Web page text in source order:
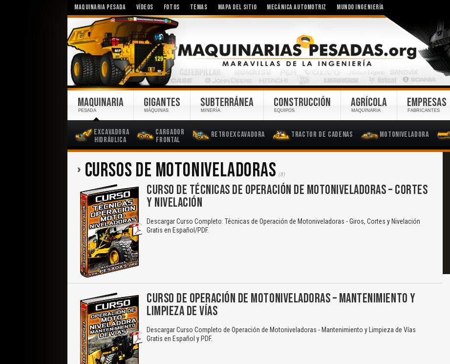
MAQUINARIA PESADA VÍDEOS FOTOS TEMAS MAPA DEL SITIO MECÁNICA AUTOMOTRIZ MUNDO INGENIERÍA
MAQUINARIA
PESADA
Excavadora
Hidráulica
Cargador
Frontal
Retroexcavadora Tractor de Cadenas Motoniveladora
GIGANTES
MÁQUINAS
SUBTERRÁNEA
MINERÍA
CONSTRUCCIÓN
EQUIPOS
AGRÍCOLA
MAQUINARIA
EMPRESAS
FABRICANTES
CURSOS DE MOTONIVELADORAS (8)
CURSO DE TÉCNICAS DE OPERACIÓN DE MOTONIVELADORAS – CORTES
Y NIVELACIÓN
Descargar Curso Completo: Técnicas de Operación de Motoniveladoras - Giros, Cortes y Nivelación
Gratis en Español/PDF.
CURSO DE OPERACIÓN DE MOTONIVELADORAS – MANTENIMIENTO Y
LIMPIEZA DE VÍAS
Descargar Curso Completo de Operación de Motoniveladoras - Mantenimiento y Limpieza de Vías
Gratis en Español y PDF.